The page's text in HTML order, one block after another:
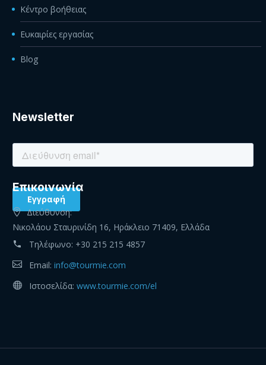
Κέντρο βοήθειας
Ευκαιρίες εργασίας
Blog
Newsletter
Eπικοινωνία
Διεύθυνση:
Νικολάου Σταυρινίδη 16, Ηράκλειο 71409, Ελλάδα
Τηλέφωνο: +30 215 215 4857
Email: info@tourmie.com
Ιστοσελίδα: www.tourmie.com/el